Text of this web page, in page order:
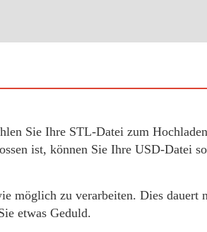
Sie Ihre STL-Datei zum
ist, können Sie Ihre USD-Datei
möglich zu verarbeiten. Dies dauert
etwas Geduld.